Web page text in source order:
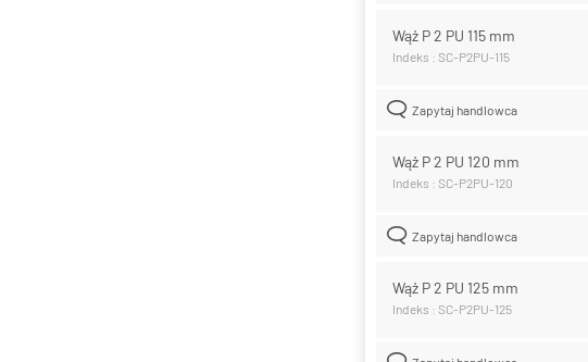
Wąż P 2 PU 115 mm
Indeks : SC-P2PU-115
Zapytaj handlowca
Wąż P 2 PU 120 mm
Indeks : SC-P2PU-120
Zapytaj handlowca
Wąż P 2 PU 125 mm
Indeks : SC-P2PU-125